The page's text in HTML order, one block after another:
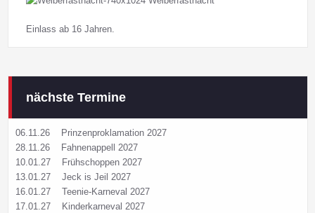
Einlass ab 16 Jahren.
nächste Termine
06.11.26
Prinzenproklamation 2027
28.11.26
Fahnenappell 2027
10.01.27
Frühschoppen 2027
13.01.27 Jeck is Jeil 2027
16.01.27 Teenie-Karneval 2027
17.01.27
Kinderkarneval 2027